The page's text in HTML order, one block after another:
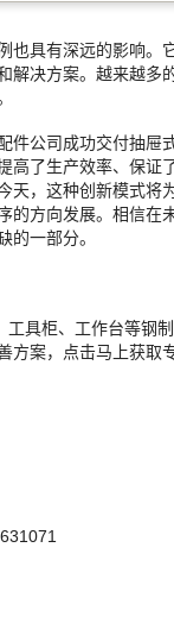
也具有深远的影响。
解决方案。越来越
件公司成功交付抽
高了生产效率、保
天，这种创新模式将
的方向发展。相信在
的一部分。
工具柜、工作台等钢
方案，点击马上获取